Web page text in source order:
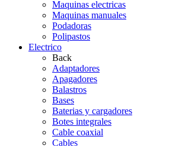
Maquinas electricas
Maquinas manuales
Podadoras
Polipastos
Electrico
Back
Adaptadores
Apagadores
Balastros
Bases
Baterias y cargadores
Botes integrales
Cable coaxial
Cables